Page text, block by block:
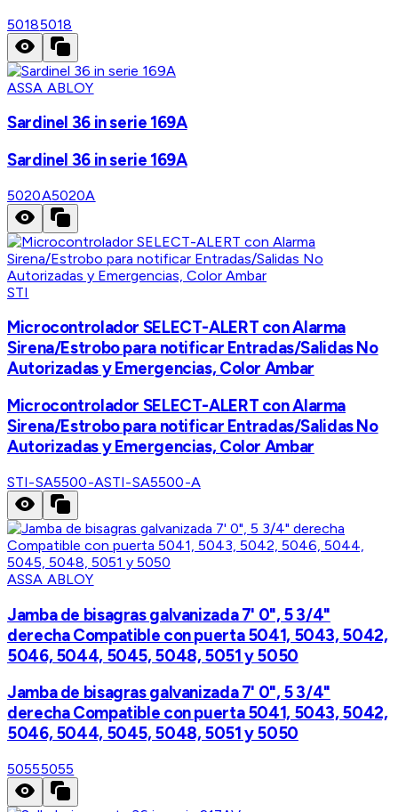
50185018
ASSA ABLOY
Sardinel 36 in serie 169A
Sardinel 36 in serie 169A
5020A5020A
STI
Microcontrolador SELECT-ALERT con Alarma
Sirena/Estrobo para notificar Entradas/Salidas No
Autorizadas y Emergencias, Color Ambar
Microcontrolador SELECT-ALERT con Alarma
Sirena/Estrobo para notificar Entradas/Salidas No
Autorizadas y Emergencias, Color Ambar
STI-SA5500-ASTI-SA5500-A
ASSA ABLOY
Jamba de bisagras galvanizada 7' 0", 5 3/4"
derecha Compatible con puerta 5041, 5043, 5042,
5046, 5044, 5045, 5048, 5051 y 5050
Jamba de bisagras galvanizada 7' 0", 5 3/4"
derecha Compatible con puerta 5041, 5043, 5042,
5046, 5044, 5045, 5048, 5051 y 5050
50555055